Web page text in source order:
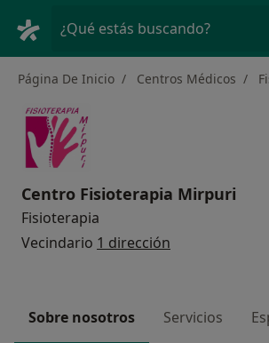
¿Qué estás buscando?
Página De Inicio Centros Médicos
Centro Fisioterapia Mirpuri
Fisioterapia
Vecindario 1 dirección
Sobre nosotros Servicios